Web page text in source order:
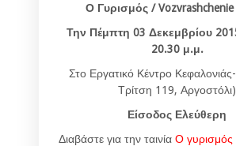
Ο Γυρισμός /
Την Πέμπτη 03 Δεκεμβρίου
20.30 μ.μ.
Στο Εργατικό Κέντρο
Τρίτση 119, Αργοστόλι)
Είσοδος Ελεύθερη
Διαβάστε για την ταινία Ο γυρισμός